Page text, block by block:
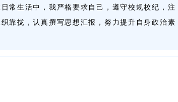
常生活中，我严格要求自己，遵守校规校纪，注
靠拢，认真撰写思想汇报，努力提升自身政治素